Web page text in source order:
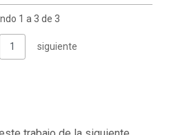
1 a 3 de 3
1 siguiente